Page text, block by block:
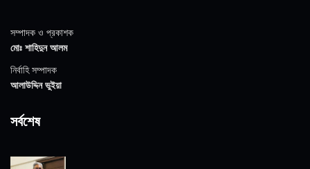
সম্পাদক ও প্রকাশক
মোঃ শাহিদুন আলম
নির্বাহি সম্পাদক
আলাউদ্দিন ভুইয়া
সর্বশেষ